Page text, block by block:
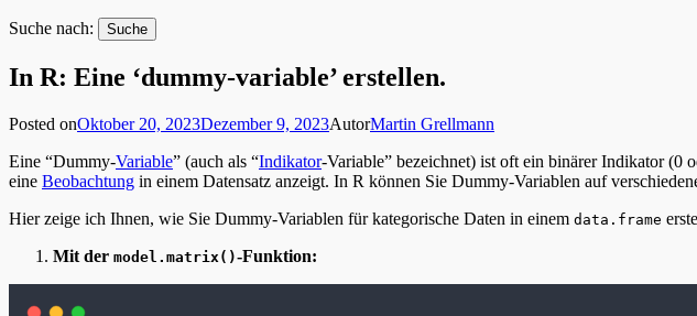
Suche nach:
In R: Eine ‘dummy-variable’ erstellen.
Posted onOktober 20, 2023Dezember 9, 2023AutorMartin Grellmann
Eine “Dummy-Variable” (auch als “Indikator-Variable” bezeichnet) ist oft ein binärer Indikator (0
eine Beobachtung in einem Datensatz anzeigt. In R können Sie Dummy-Variablen auf
Hier zeige ich Ihnen, wie Sie Dummy-Variablen für kategorische Daten in einem data.frame
Mit der model.matrix()-Funktion: